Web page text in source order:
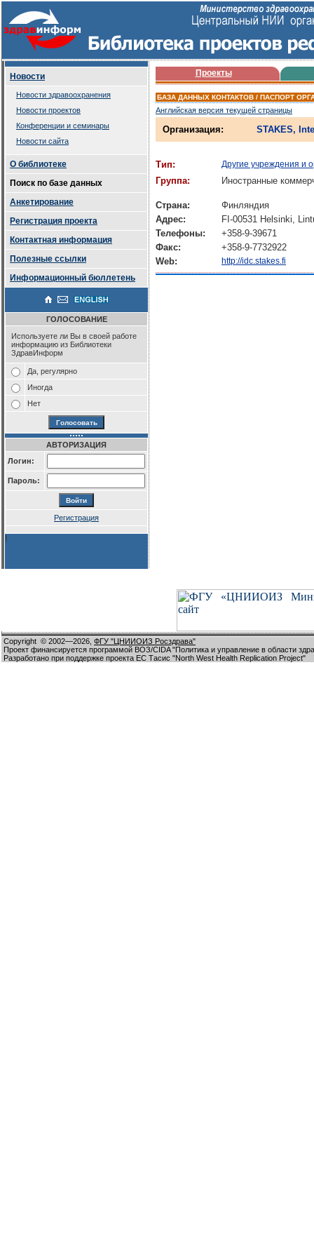
Новости
Новости здравоохранения
Новости проектов
Конференции и семинары
Новости сайта
О библиотеке
Поиск по базе данных
Анкетирование
Регистрация проекта
Контактная информация
Полезные ссылки
Информационный бюллетень
ГОЛОСОВАНИЕ
Используете ли Вы в своей работе
информацию из Библиотеки
ЗдравИнформ
Да, регулярно
Иногда
Нет
АВТОРИЗАЦИЯ
Логин:
Пароль:
Регистрация
!
Проекты
БАЗА ДАННЫХ КОНТАКТОВ / ПАСПОРТ
Английская версия текущей страницы
Организация: STAKES,
Тип: Другие учреждения и
Группа: Иностранные
Страна:
Финляндия
Адрес:
FI-00531 Helsinki,
Телефоны:
+358-9-39671
Факс:
+358-9-7732922
Web:
http://idc.stakes.fi
Copyright © 2002—2026, ФГУ "ЦНИИОИЗ Росздрава"
Проект финансируется программой ВОЗ/CIDA "Политика и управление в области
Разработано при поддержке проекта ЕС Тасис "North West Health Replication Project"